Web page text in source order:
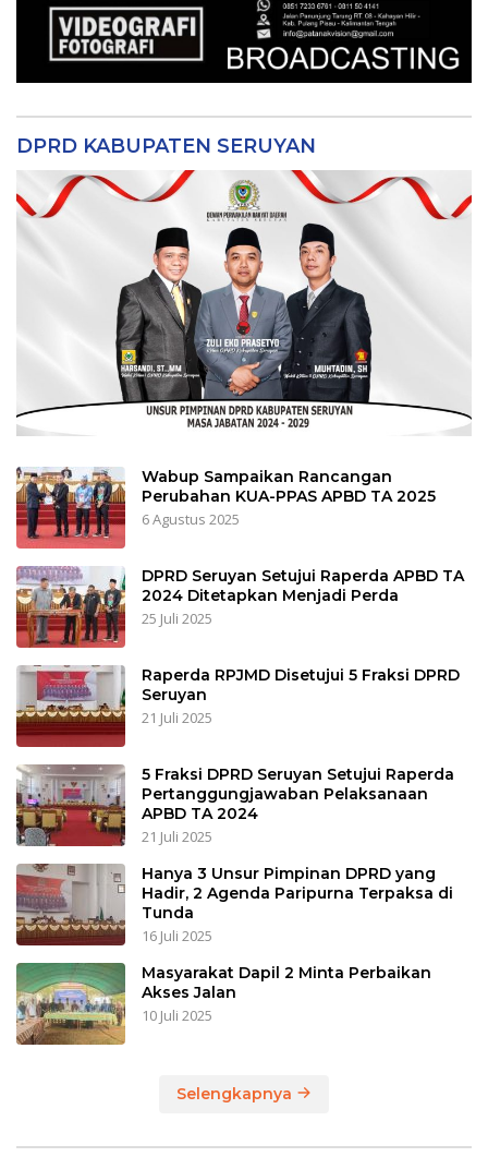
DPRD KABUPATEN SERUYAN
Wabup Sampaikan Rancangan
Perubahan KUA-PPAS APBD TA 2025
6 Agustus 2025
DPRD Seruyan Setujui Raperda APBD TA
2024 Ditetapkan Menjadi Perda
25 Juli 2025
Raperda RPJMD Disetujui 5 Fraksi DPRD
Seruyan
21 Juli 2025
5 Fraksi DPRD Seruyan Setujui Raperda
Pertanggungjawaban Pelaksanaan
APBD TA 2024
21 Juli 2025
Hanya 3 Unsur Pimpinan DPRD yang
Hadir, 2 Agenda Paripurna Terpaksa di
Tunda
16 Juli 2025
Masyarakat Dapil 2 Minta Perbaikan
Akses Jalan
10 Juli 2025
Selengkapnya